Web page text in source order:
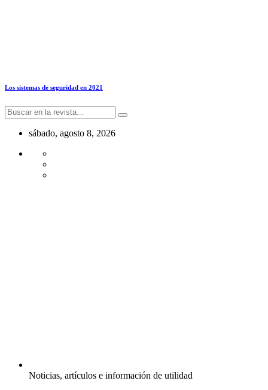
Los sistemas de seguridad en 2021
sábado, agosto 8, 2026
Noticias, artículos e información de utilidad